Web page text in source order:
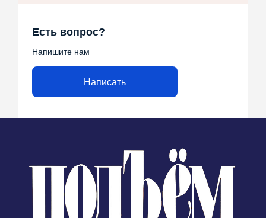
Есть вопрос?
Напишите нам
Написать